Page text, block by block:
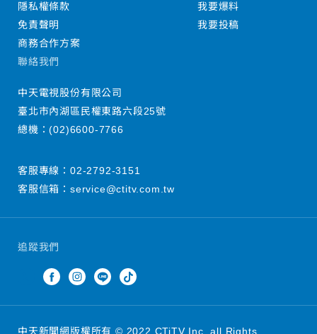
追蹤我們
隱私權條款
免責聲明
商務合作方案
我要爆料
我要投稿
聯絡我們
中天電視股份有限公司
臺北市內湖區民權東路六段25號
總機：(02)6600-7766
客服專線： 02-2792-3151
客服信箱： service@ctitv.com.tw
中天新聞網版權所有 © 2022 CTiTV Inc. all Rights